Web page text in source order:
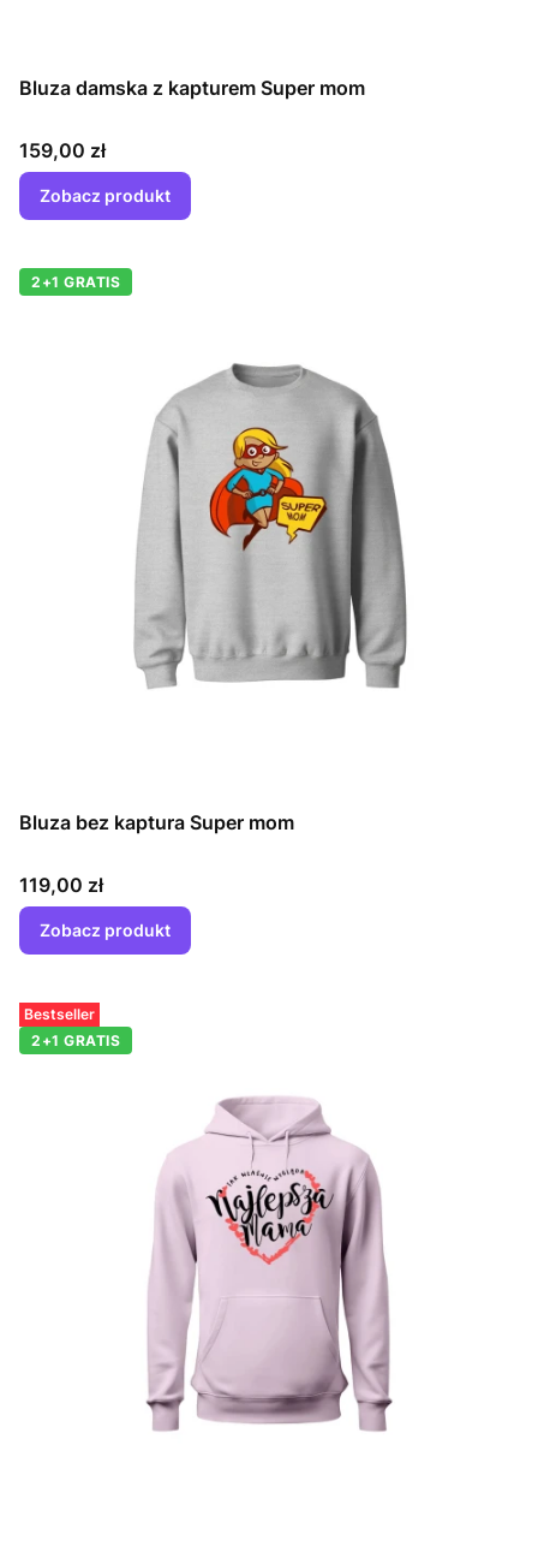
Bluza damska z kapturem Super mom
Cena
159,00 zł
Zobacz produkt
2+1 GRATIS
Bluza bez kaptura Super mom
Cena
119,00 zł
Zobacz produkt
Bestseller
2+1 GRATIS